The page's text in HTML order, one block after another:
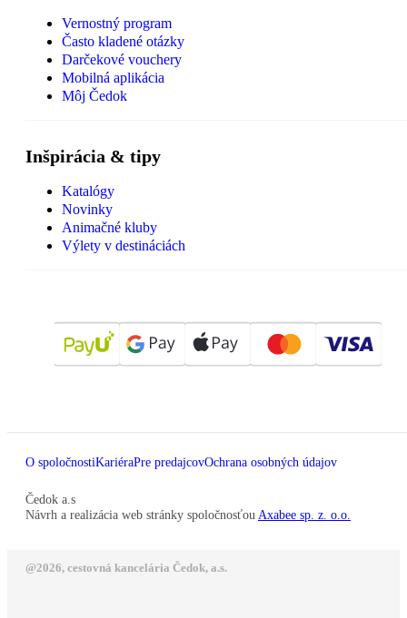
Vernostný program
Často kladené otázky
Darčekové vouchery
Mobilná aplikácia
Môj Čedok
Inšpirácia & tipy
Katalógy
Novinky
Animačné kluby
Výlety v destináciách
O spoločnostiKariéraPre predajcovOchrana osobných údajov
Čedok a.s
Návrh a realizácia web stránky spoločnosťou Axabee sp. z. o.o.
@2026, cestovná kancelária Čedok, a.s.